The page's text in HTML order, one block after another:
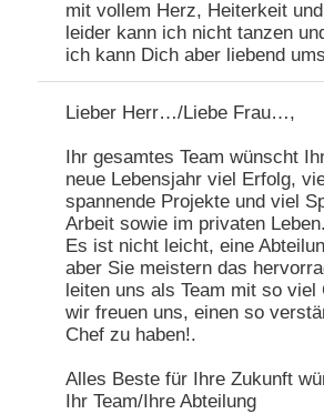
mit vollem Herz, Heiterkeit
leider kann ich nicht tanzen
ich kann Dich aber liebend
Lieber Herr…/Liebe Frau…,
Ihr gesamtes Team wünscht
neue Lebensjahr viel Erfolg,
spannende Projekte und viel
Arbeit sowie im privaten Leben.
Es ist nicht leicht, eine
aber Sie meistern das
leiten uns als Team mit so viel
wir freuen uns, einen so
Chef zu haben!.
Alles Beste für Ihre Zukunft
Ihr Team/Ihre Abteilung